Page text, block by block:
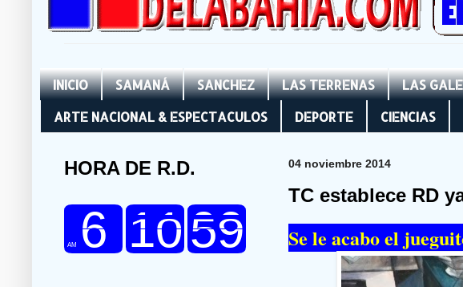
INICIO SAMANÁ SANCHEZ LAS TERRENAS LAS
ARTE NACIONAL & ESPECTACULOS
DEPORTE CIENCIAS
04 noviembre 2014
TC establece RD
Se le acabo el
HORA DE R.D.